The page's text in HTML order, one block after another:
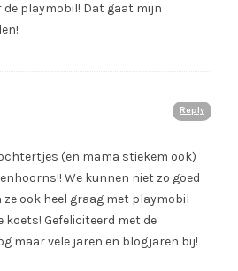
de playmobil! Dat gaat mijn
Reply
(en mama stiekem ook)
We kunnen niet zo goed
ze ook heel graag met playmobil
koets! Gefeliciteerd met de
maar vele jaren en blogjaren bij!